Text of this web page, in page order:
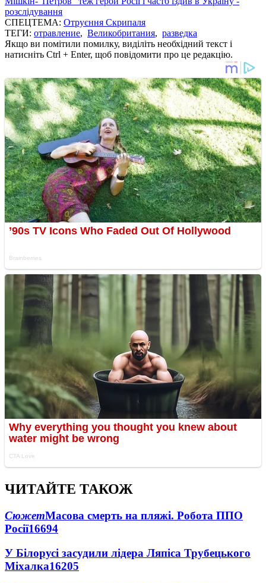
розслідування
СПЕЦТЕМА: Отруєння Скрипаля
ТЕГИ: отравление, Великобритания, разведка
Якщо ви помітили помилку, виділіть необхідний текст і
натисніть Ctrl + Enter, щоб повідомити про це редакцію.
ЧИТАЙТЕ ТАКОЖ
СюжетМасова смерть на пляжі. Робота ППО
Росії16694
У Білорусі засудили лідера Ляпіса Трубецького
Міхалка16205